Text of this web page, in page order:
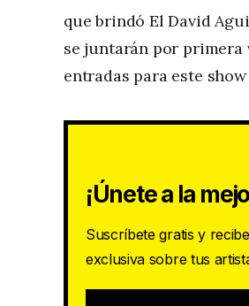
que brindó El David
se juntarán por primera
entradas para este
¡Únete a la
Suscríbete gratis y
exclusiva sobre tus